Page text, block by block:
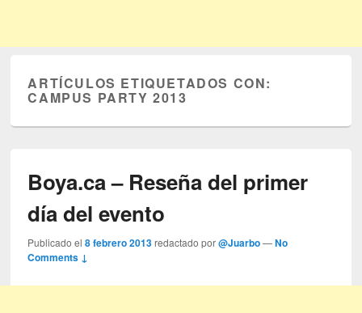
ARTÍCULOS ETIQUETADOS CON:
CAMPUS PARTY 2013
Boya.ca – Reseña del primer
día del evento
Publicado el8 febrero 2013 redactado por@Juarbo —No
Comments ↓